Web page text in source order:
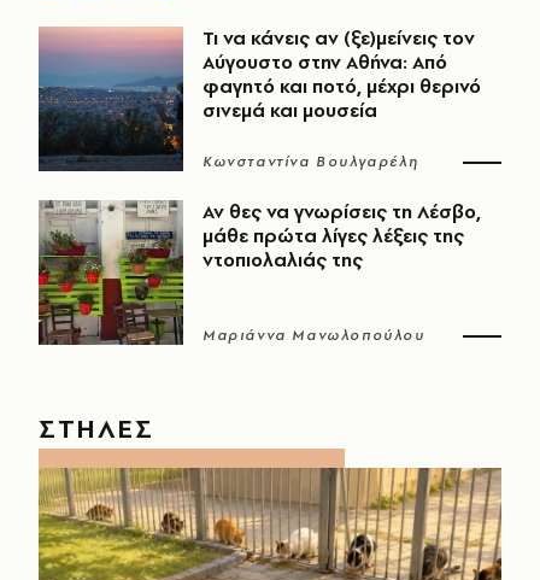
Τι να κάνεις αν (ξε)μείνεις τον
Αύγουστο στην Αθήνα: Από
φαγητό και ποτό, μέχρι θερινό
σινεμά και μουσεία
Κωνσταντίνα Βουλγαρέλη
Αν θες να γνωρίσεις τη Λέσβο,
μάθε πρώτα λίγες λέξεις της
ντοπιολαλιάς της
Μαριάννα Μανωλοπούλου
ΣΤΗΛΕΣ